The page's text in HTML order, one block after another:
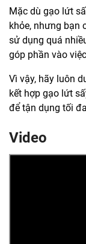
Mặc dù gạo lứt
khỏe, nhưng bạn
sử dụng quá
góp phần vào
Vì vậy, hãy luôn
kết hợp gạo lứt
để tận dụng tối
Video